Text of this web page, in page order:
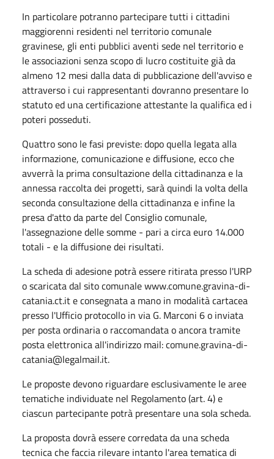
In particolare potranno partecipare tutti i cittadini
maggiorenni residenti nel territorio comunale
gravinese, gli enti pubblici aventi sede nel territorio e
le associazioni senza scopo di lucro costituite già da
almeno 12 mesi dalla data di pubblicazione dell'avviso e
attraverso i cui rappresentanti dovranno presentare lo
statuto ed una certificazione attestante la qualifica ed i
poteri posseduti.
Quattro sono le fasi previste: dopo quella legata alla
informazione, comunicazione e diffusione, ecco che
avverrà la prima consultazione della cittadinanza e la
annessa raccolta dei progetti, sarà quindi la volta della
seconda consultazione della cittadinanza e infine la
presa d'atto da parte del Consiglio comunale,
l'assegnazione delle somme - pari a circa euro 14.000
totali - e la diffusione dei risultati.
La scheda di adesione potrà essere ritirata presso l'URP
o scaricata dal sito comunale www.comune.gravina-di-
catania.ct.it e consegnata a mano in modalità cartacea
presso l'Ufficio protocollo in via G. Marconi 6 o inviata
per posta ordinaria o raccomandata o ancora tramite
posta elettronica all'indirizzo mail: comune.gravina-di-
catania@legalmail.it.
Le proposte devono riguardare esclusivamente le aree
tematiche individuate nel Regolamento (art. 4) e
ciascun partecipante potrà presentare una sola scheda.
La proposta dovrà essere corredata da una scheda
tecnica che faccia rilevare intanto l'area tematica di